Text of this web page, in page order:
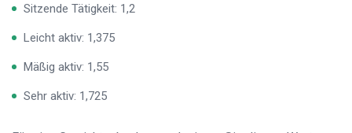
Sitzende Tätigkeit: 1,2
Leicht aktiv: 1,375
Mäßig aktiv: 1,55
Sehr aktiv: 1,725